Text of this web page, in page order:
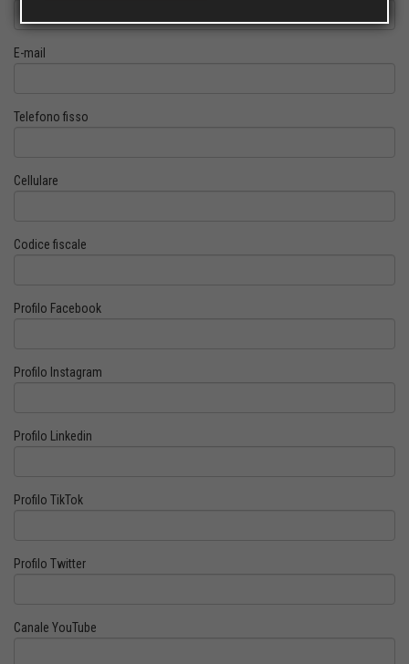
E-mail
Telefono fisso
Cellulare
Codice fiscale
Profilo Facebook
Profilo Instagram
Profilo Linkedin
Profilo TikTok
Profilo Twitter
Canale YouTube